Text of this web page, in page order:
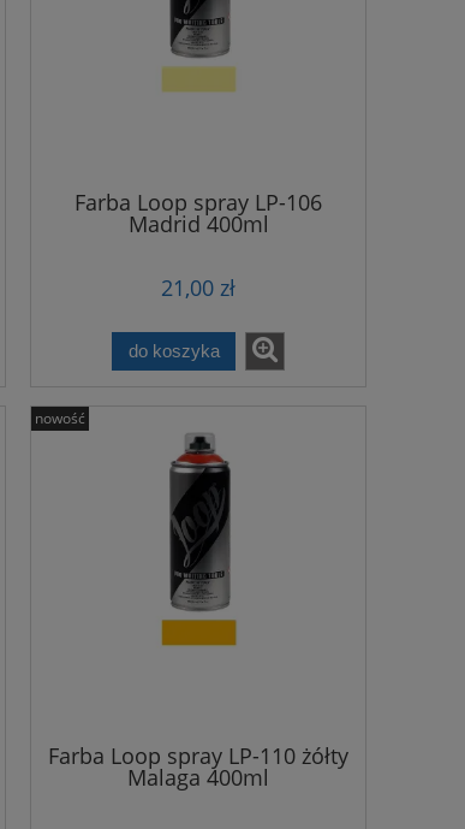
Farba Loop spray LP-106
Madrid 400ml
21,00 zł
do koszyka
Farba Loop spray LP-110 żółty
Malaga 400ml
nowość